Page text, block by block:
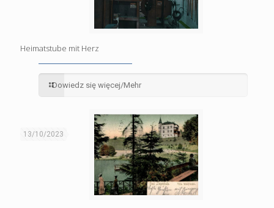
Heimatstube mit Herz
Dowiedz się więcej/Mehr
13/10/2023